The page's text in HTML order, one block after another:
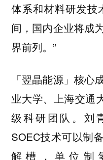
体系和材料研发技
间，国内企业将成
界前列。”
「翌晶能源」核心
业大学、上海交通
级科研团队。刘
SOEC技术可以制
解槽，单位制